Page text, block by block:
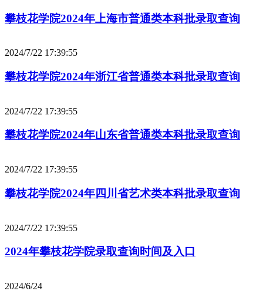
攀枝花学院2024年上海市普通类本科批录取查询
2024/7/22 17:39:55
攀枝花学院2024年浙江省普通类本科批录取查询
2024/7/22 17:39:55
攀枝花学院2024年山东省普通类本科批录取查询
2024/7/22 17:39:55
攀枝花学院2024年四川省艺术类本科批录取查询
2024/7/22 17:39:55
2024年攀枝花学院录取查询时间及入口
2024/6/24